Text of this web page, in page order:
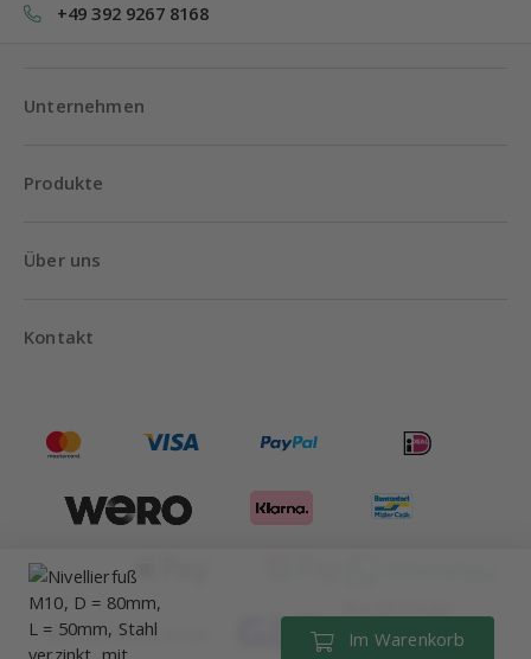
Im Warenkorb
+49 392 9267 8168
Unternehmen
Produkte
Über uns
Kontakt
Wir versenden mit